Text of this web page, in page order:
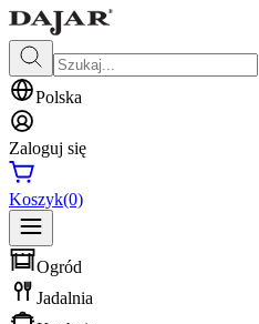
Polska
Zaloguj się
Koszyk(0)
Ogród
Jadalnia